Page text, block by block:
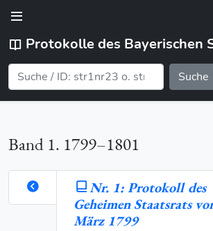
Protokolle des Bayerischen
Suche
Band 1. 1799–1801
Nr. 1: Protokoll des
Geheimen Staatsrats
März 1799